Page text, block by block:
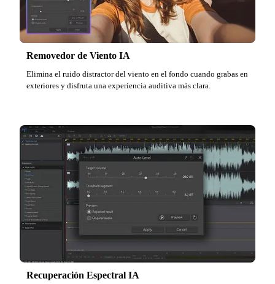
Removedor de Viento IA
Elimina el ruido distractor del viento en el fondo cuando grabas en
exteriores y disfruta una experiencia auditiva más clara.
Recuperación Espectral IA